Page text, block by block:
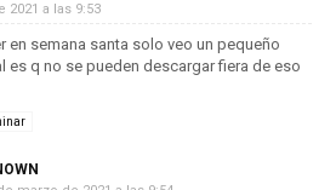
2021 a las 9:53
en semana santa solo veo un pequeño
es q no se pueden descargar fiera de eso